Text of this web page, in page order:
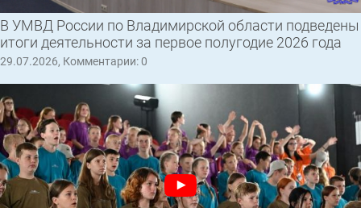
В УМВД России по Владимирской области подведены
итоги деятельности за первое полугодие 2026 года
29.07.2026, Комментарии: 0